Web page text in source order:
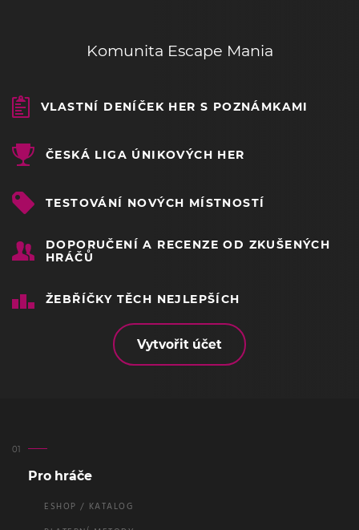
Komunita Escape Mania
VLASTNÍ DENÍČEK HER S POZNÁMKAMI
ČESKÁ LIGA ÚNIKOVÝCH HER
TESTOVÁNÍ NOVÝCH MÍSTNOSTÍ
DOPORUČENÍ A RECENZE OD ZKUŠENÝCH
HRÁČŮ
ŽEBŘÍČKY TĚCH NEJLEPŠÍCH
Vytvořit účet
Pro hráče
ESHOP / KATALOG